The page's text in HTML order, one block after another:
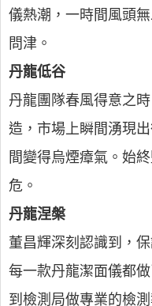
儀熱潮，一時間風頭
問津。
丹龍低谷
丹龍團隊春風得意之
造，市場上瞬間湧現
間變得烏煙瘴氣。始
危。
丹龍涅槃
董昌輝深刻認識到，
每一款丹龍潔面儀都
到檢測局做專業的檢